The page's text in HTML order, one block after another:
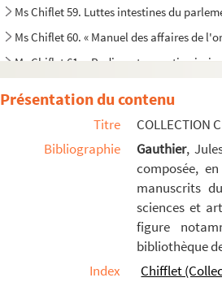
Ms Chiflet 59. Luttes intestines du
Ms Chiflet 60. « Manuel des affaires de
Ms Chiflet 61. « Rudimenta practica
Ms Chiflet 65. « Pièces historiques
Ms Chiflet 66. « Pièces historiques
Ms Chiflet 67. « Pièces historiques
Ms Chiflet 68. « Pièces historiques
Ms Chiflet 69. Supplément aux recueils
Présentation du contenu
Titre
COLLECTION
Bibliographie
Gauthier,
composée,
manuscrits
sciences et
figure
bibliothèque
Index
Chifflet